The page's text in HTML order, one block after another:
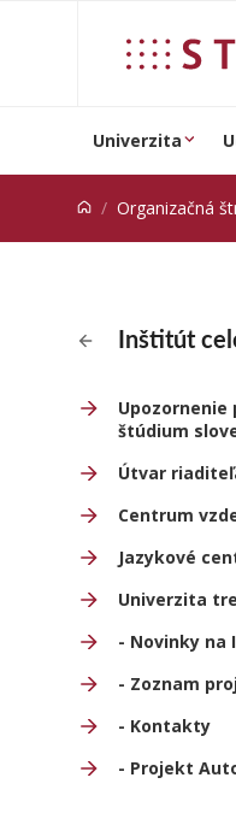
Univerzita
Organizačná
Inštitút
Upozornenie
štúdium
Útvar
Centrum
Jazykové
Univerzita
- Novinky na
- Zoznam
- Kontakty
- Projekt